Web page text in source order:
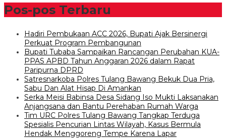
Pos-pos Terbaru
Hadiri Pembukaan ACC 2026, Bupati Ajak Bersinergi
Perkuat Program Pembangunan
Bupati Tubaba Sampaikan Rancangan Perubahan KUA-
PPAS APBD Tahun Anggaran 2026 dalam Rapat
Paripurna DPRD
Satresnarkoba Polres Tulang Bawang Bekuk Dua Pria,
Sabu Dan Alat Hisap Di Amankan
Serka Meisi Babinsa Desa Sidang Iso Mukti Laksanakan
Anjangsana dan Bantu Perehaban Rumah Warga
Tim URC Polres Tulang Bawang Tangkap Terduga
Spesialis Pencurian Lintas Wilayah, Kasus Bermula
Hendak Menggoreng Tempe Karena Lapar